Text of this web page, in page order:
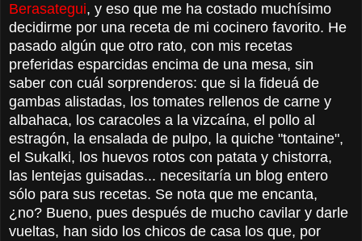
Berasategui, y eso que me ha costado muchísimo
decidirme por una receta de mi cocinero favorito. He
pasado algún que otro rato, con mis recetas
preferidas esparcidas encima de una mesa, sin
saber con cuál sorprenderos: que si la fideuá de
gambas alistadas, los tomates rellenos de carne y
albahaca, los caracoles a la vizcaína, el pollo al
estragón, la ensalada de pulpo, la quiche "tontaine",
el Sukalki, los huevos rotos con patata y chistorra,
las lentejas guisadas... necesitaría un blog entero
sólo para sus recetas. Se nota que me encanta,
¿no? Bueno, pues después de mucho cavilar y darle
vueltas, han sido los chicos de casa los que, por